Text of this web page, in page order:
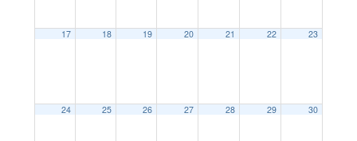
17 18 19 20 21 22 23
24 25 26 27 28 29 30